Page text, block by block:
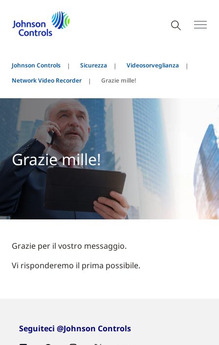
Johnson Controls Sicurezza
Videosorveglianza
Network Video Recorder
Grazie mille!
Grazie mille!
Grazie per il vostro messaggio.
Vi risponderemo il prima possibile.
Seguiteci @Johnson Controls